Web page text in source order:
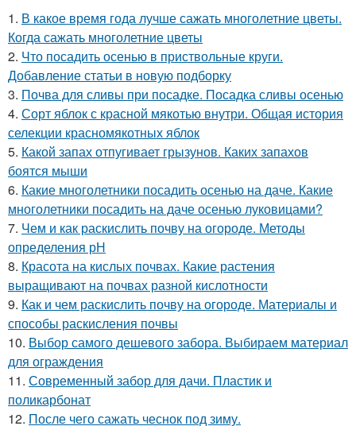
1. В какое время года лучше сажать многолетние цветы.
Когда сажать многолетние цветы
2. Что посадить осенью в приствольные круги.
Добавление статьи в новую подборку
3. Почва для сливы при посадке. Посадка сливы осенью
4. Сорт яблок с красной мякотью внутри. Общая история
селекции красномякотных яблок
5. Какой запах отпугивает грызунов. Каких запахов
боятся мыши
6. Какие многолетники посадить осенью на даче. Какие
многолетники посадить на даче осенью луковицами?
7. Чем и как раскислить почву на огороде. Методы
определения рН
8. Красота на кислых почвах. Какие растения
выращивают на почвах разной кислотности
9. Как и чем раскислить почву на огороде. Материалы и
способы раскисления почвы
10. Выбор самого дешевого забора. Выбираем материал
для ограждения
11. Современный забор для дачи. Пластик и
поликарбонат
12. После чего сажать чеснок под зиму.